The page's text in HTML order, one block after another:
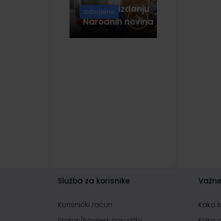
Knjige u izdanju
Narodnih novina
Izdvojeno
Služba za korisnike
Korisnički račun
Kako